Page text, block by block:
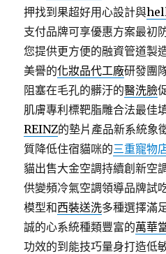
押找到果超好用心設計與
支付品牌可享優惠方案最初
您提供更方便的融資管道製
美譽的化妝品代工廠研發團
阻塞在毛孔的髒汙的醫洗臉
肌膚專利標靶脂雕合法最佳
REINZ的墊片產品新系統象
質降低住宿貓咪的三重寵物
貓出售大金空調持續創新空
供變頻冷氣空調領導品牌試
模型和西裝送洗多種選擇滿
誠的心系統種類豐富的萬華
功效的到能技巧量身打造低